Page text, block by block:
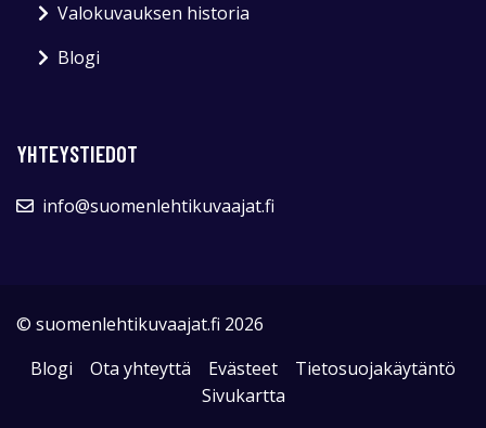
Valokuvauksen historia
Blogi
YHTEYSTIEDOT
info@suomenlehtikuvaajat.fi
© suomenlehtikuvaajat.fi 2026
Blogi
Ota yhteyttä Evästeet
Tietosuojakäytäntö
Sivukartta